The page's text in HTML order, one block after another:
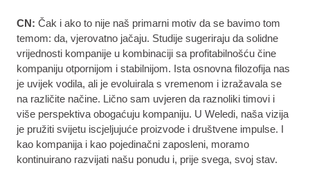
CN: Čak i ako to nije naš primarni motiv da se bavimo tom
temom: da, vjerovatno jačaju. Studije sugeriraju da solidne
vrijednosti kompanije u kombinaciji sa profitabilnošću čine
kompaniju otpornijom i stabilnijom. Ista osnovna filozofija nas
je uvijek vodila, ali je evoluirala s vremenom i izražavala se
na različite načine. Lično sam uvjeren da raznoliki timovi i
više perspektiva obogaćuju kompaniju. U Weledi, naša vizija
je pružiti svijetu iscjeljujuće proizvode i društvene impulse. I
kao kompanija i kao pojedinačni zaposleni, moramo
kontinuirano razvijati našu ponudu i, prije svega, svoj stav.